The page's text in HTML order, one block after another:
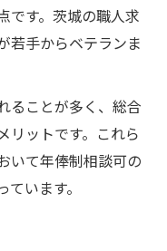
です。茨城の職人求
若手からベテランま
ることが多く、総合
リットです。これら
いて年俸制相談可の
います。